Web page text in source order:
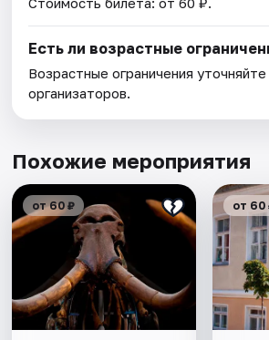
Есть ли возрастные
Возрастные ограничения уточняйте
организаторов.
Похожие мероприятия
от 60 ₽ от 60